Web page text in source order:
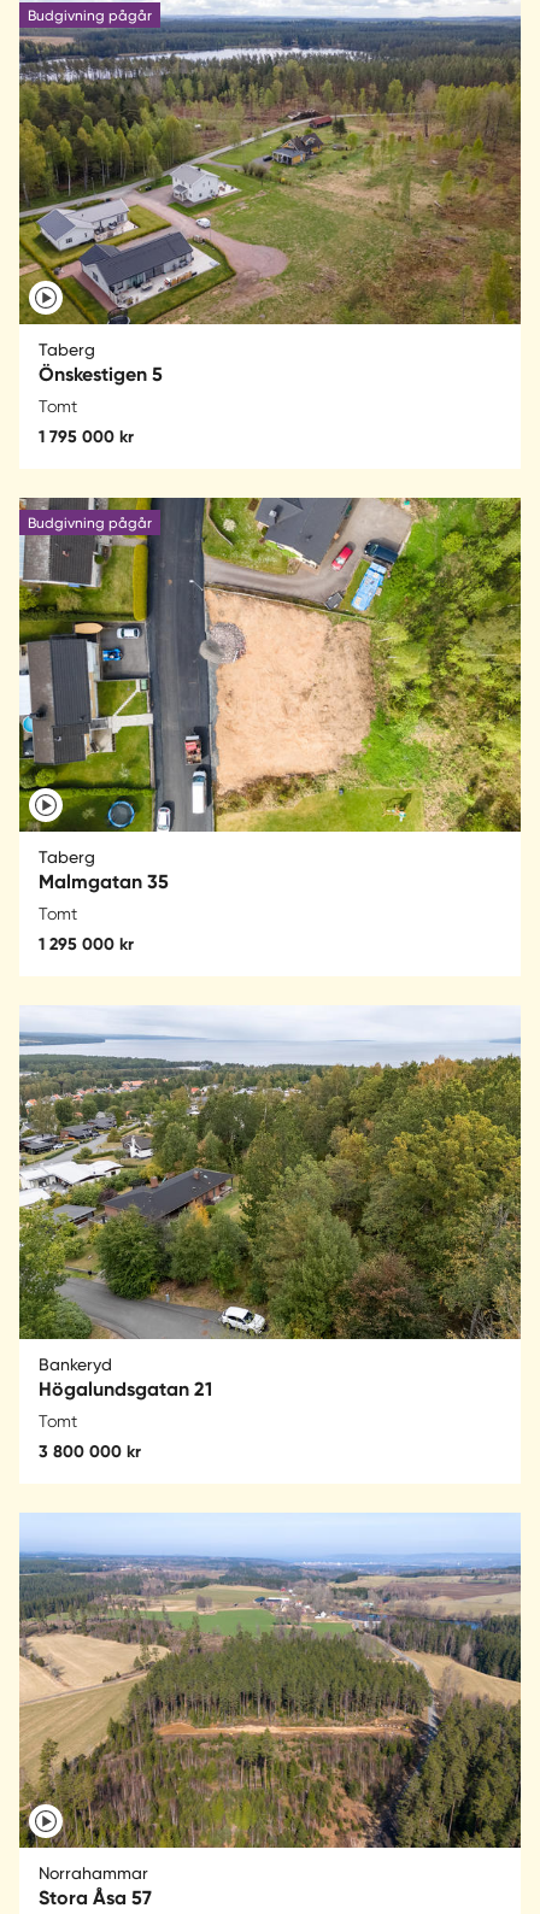
Budgivning pågår
Taberg
Önskestigen 5
Tomt
1 795 000 kr
Budgivning pågår
Taberg
Malmgatan 35
Tomt
1 295 000 kr
Bankeryd
Högalundsgatan 21
Tomt
3 800 000 kr
Norrahammar
Stora Åsa 57